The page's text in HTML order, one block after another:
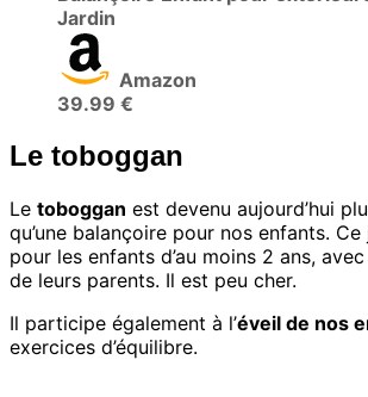
Jardin
Amazon
39.99 €
Le toboggan
Le toboggan est devenu aujourd’hui
qu’une balançoire pour nos enfants.
pour les enfants d’au moins 2 ans,
de leurs parents. Il est peu cher.
Il participe également à l’éveil de nos
exercices d’équilibre.